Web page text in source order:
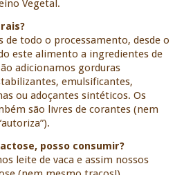
Vegetal.
de todo o processamento, desde o
este alimento a ingredientes de
adicionamos gorduras
emulsificantes,
ou adoçantes sintéticos. Os
são livres de corantes (nem
posso consumir?
leite de vaca e assim nossos